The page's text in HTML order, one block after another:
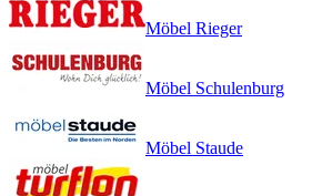
Möbel Rieger
Möbel Schulenburg
Möbel Staude